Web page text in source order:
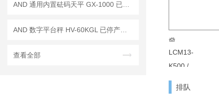
查看全部
排队